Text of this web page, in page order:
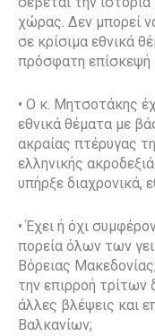
χώρας. Δεν μπορεί
σε κρίσιμα εθνικά
πρόσφατη επίσκεψή
• Ο κ. Μητσοτάκης
εθνικά θέματα με
ακραίας πτέρυγας
ελληνικής
υπήρξε διαχρονικά,
• Έχει ή όχι
πορεία όλων των
Βόρειας
την επιρροή τρίτων
άλλες βλέψεις και
Βαλκανίων;